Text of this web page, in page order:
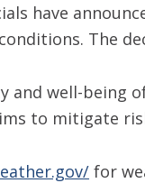
have
The
and well-being
to mitigate
for